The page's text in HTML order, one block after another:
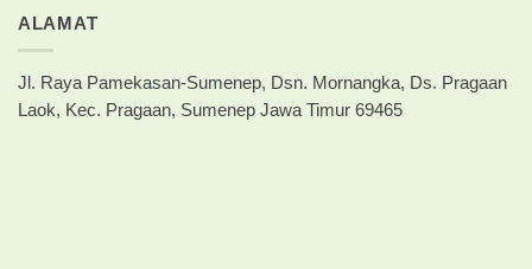
ALAMAT
Jl. Raya Pamekasan-Sumenep, Dsn. Mornangka, Ds. Pragaan
Laok, Kec. Pragaan, Sumenep Jawa Timur 69465